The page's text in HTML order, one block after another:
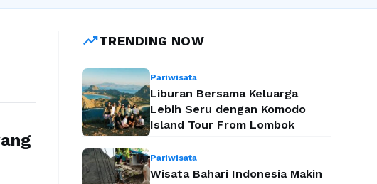
trending_upTRENDING NOW
Pariwisata
Liburan Bersama Keluarga
Lebih Seru dengan Komodo
Island Tour From Lombok
Pariwisata
Wisata Bahari Indonesia Makin